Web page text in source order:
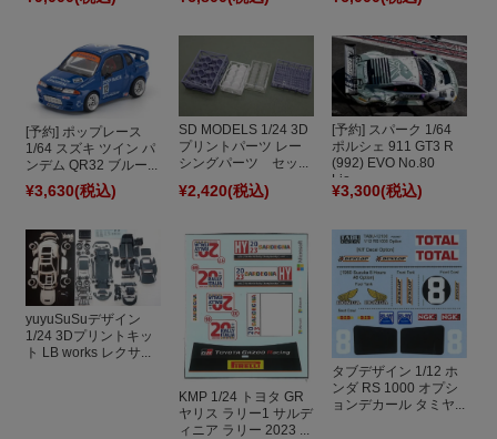
[予約] ポップレース
1/64 スズキ ツイン パ
ンデム QR32 ブルー...
¥3,630(税込)
SD MODELS 1/24 3D
プリントパーツ レー
シングパーツ セッ...
¥2,420(税込)
[予約] スパーク 1/64
ポルシェ 911 GT3 R
(992) EVO No.80
Lio...
¥3,300(税込)
yuyuSuSuデザイン
1/24 3Dプリントキッ
ト LB works レクサ...
KMP 1/24 トヨタ GR
ヤリス ラリー1 サルデ
ィニア ラリー 2023 ...
タブデザイン 1/12 ホ
ンダ RS 1000 オプシ
ョンデカール タミヤ...